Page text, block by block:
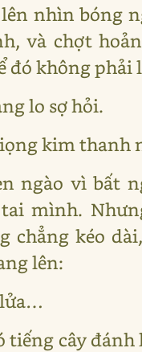
nhìn bóng
và chợt
đó không phải
lo sợ hỏi.
kim thanh
ngào vì bất
mình.
chẳng kéo
lên:
lửa…
tiếng cây đánh